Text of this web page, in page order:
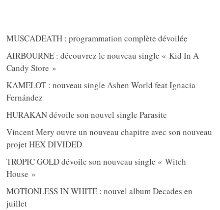
MUSCADEATH : programmation complète dévoilée
AIRBOURNE : découvrez le nouveau single « Kid In A
Candy Store »
KAMELOT : nouveau single Ashen World feat Ignacia
Fernández
HURAKAN dévoile son nouvel single Parasite
Vincent Mery ouvre un nouveau chapitre avec son nouveau
projet HEX DIVIDED
TROPIC GOLD dévoile son nouveau single « Witch
House »
MOTIONLESS IN WHITE : nouvel album Decades en
juillet